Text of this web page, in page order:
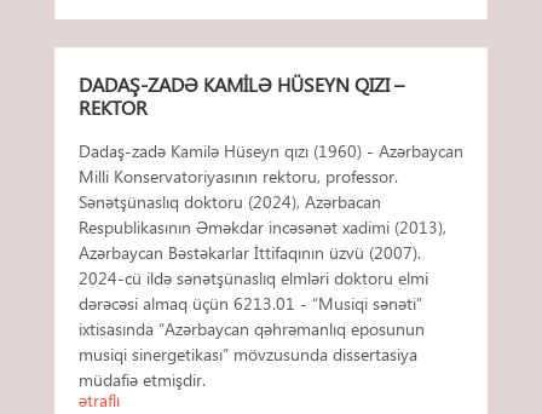
DADAŞ-ZADƏ KAMILƏ HÜSEYN QIZI –
REKTOR
Dadaş-zadə Kamilə Hüseyn qızı (1960) - Azərbaycan
Milli Konservatoriyasının rektoru, professor.
Sənətşünaslıq doktoru (2024), Azərbacan
Respublikasının Əməkdar incəsənət xadimi (2013),
Azərbaycan Bəstəkarlar İttifaqının üzvü (2007).
2024-cü ildə sənətşünaslıq elmləri doktoru elmi
dərəcəsi almaq üçün 6213.01 - “Musiqi sənəti”
ixtisasında “Azərbaycan qəhrəmanlıq eposunun
musiqi sinergetikası” mövzusunda dissertasiya
müdafiə etmişdir.
ətraflı